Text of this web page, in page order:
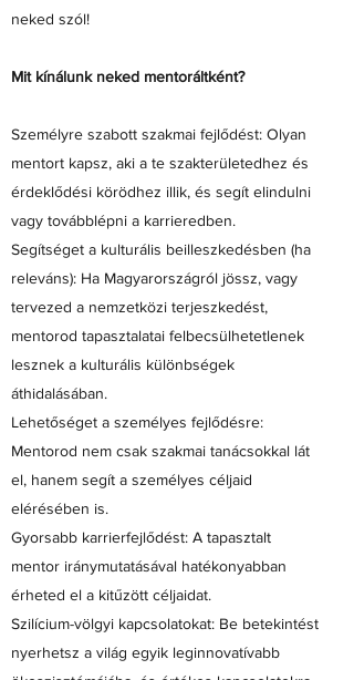
neked szól!
Mit kínálunk neked mentoráltként?
Személyre szabott szakmai fejlődést: Olyan
mentort kapsz, aki a te szakterületedhez és
érdeklődési körödhez illik, és segít elindulni
vagy továbblépni a karrieredben.
Segítséget a kulturális beilleszkedésben (ha
releváns): Ha Magyarországról jössz, vagy
tervezed a nemzetközi terjeszkedést,
mentorod tapasztalatai felbecsülhetetlenek
lesznek a kulturális különbségek
áthidalásában.
Lehetőséget a személyes fejlődésre:
Mentorod nem csak szakmai tanácsokkal lát
el, hanem segít a személyes céljaid
elérésében is.
Gyorsabb karrierfejlődést: A tapasztalt
mentor iránymutatásával hatékonyabban
érheted el a kitűzött céljaidat.
Szilícium-völgyi kapcsolatokat: Be betekintést
nyerhetsz a világ egyik leginnovatívabb